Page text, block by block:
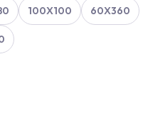
100X100 60X360